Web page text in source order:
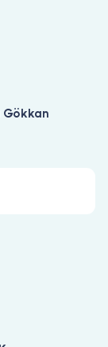
Gökkan